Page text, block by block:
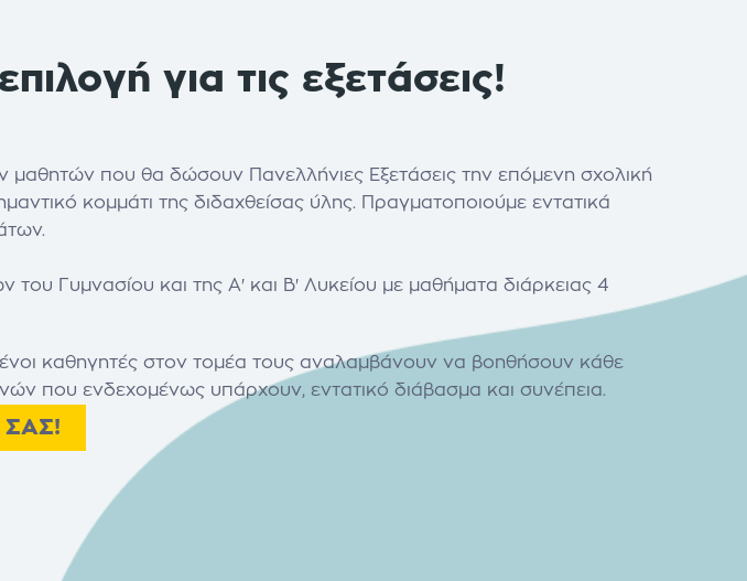
για τις εξετάσεις!
μαθητών που θα δώσουν Πανελλήνιες Εξετάσεις την επόμενη σχολική
κομμάτι της διδαχθείσας ύλης. Πραγματοποιούμε εντατικά
Γυμνασίου και της Α' και Β' Λυκείου με μαθήματα διάρκειας 4
καθηγητές στον τομέα τους αναλαμβάνουν να βοηθήσουν κάθε
που ενδεχομένως υπάρχουν, εντατικό διάβασμα και συνέπεια.
ΣΑΣ!